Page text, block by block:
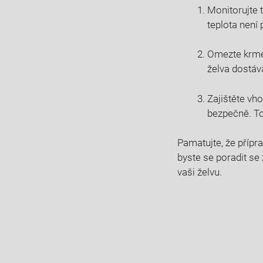
Monitorujte⁣
teplota není
Omezte
želva
Zajištěte
⁣bezpečně.
Pamatujte, že
byste se poradit
vaši želvu.